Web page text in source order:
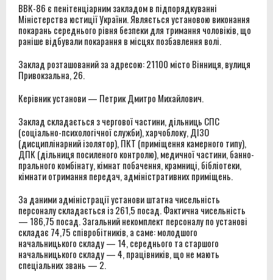
ВВК-86 є пенітенціарним закладом в підпорядкуванні
Міністерства юстиції України. Являється установою виконання
покарань середнього рівня безпеки для тримання чоловіків, що
раніше відбували покарання в місцях позбавлення волі.
Заклад розташований за адресою: 21100 місто Вінниця, вулиця
Привокзальна, 26.
Керівник установи — Петрик Дмитро Михайлович.
Заклад складається з чергової частини, дільниць СПС
(соціально-психологічної служби), харчоблоку, ДІЗО
(дисциплінарний ізолятор), ПКТ (приміщення камерного типу),
ДПК (дільниця посиленого контролю), медичної частини, банно-
прального комбінату, кімнат побачення, крамниці, бібліотеки,
кімнати отримання передач, адміністративних приміщень.
За даними адміністрації установи штатна чисельність
персоналу складається із 261,5 посад. Фактична чисельність
— 186,75 посад. Загальний некомплект персоналу по установі
складає 74,75 співробітників, а саме: молодшого
начальницького складу — 14, середнього та старшого
начальницького складу — 4, працівників, що не мають
спеціальних звань — 2.